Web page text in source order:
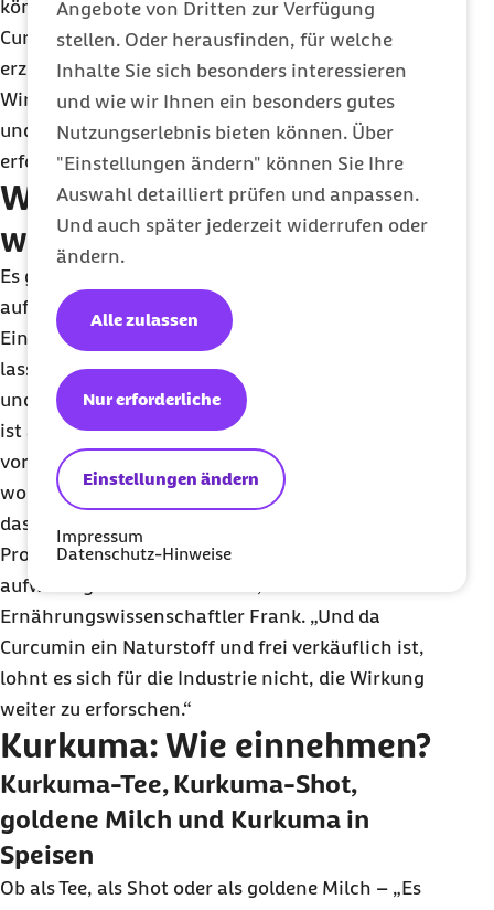
Angebote von Dritten zur Verfügung
stellen. Oder herausfinden, für welche
Inhalte Sie sich besonders interessieren
und wie wir Ihnen ein besonders gutes
Nutzungserlebnis bieten können. Über
"Einstellungen ändern" können Sie Ihre
Auswahl detailliert prüfen und anpassen.
Und auch später jederzeit widerrufen oder
ändern.
Einstellungen ändern
Nur erforderliche
Alle zulassen
Impressum
Datenschutz-Hinweise
können. Eine Tierstudie zeigte etwa, dass ein
Curcumin-Präparat ähnlich positive Effekte
erzielte wie ein Potenzmittel. Wie stark die
Wirkung ist und ob Kurkuma auch Fruchtbarkeit
und Lust steigern kann, muss aber noch genauer
erforscht werden.
Wie gesund ist Kurkuma
wirklich?
Es gibt viele Erkrankungen, bei denen es Hinweise
auf eine günstige Wirkung von Kurkuma gibt.
Einige der Effekte, insbesondere die von Curcumin,
lassen sich zwar auf Stoffwechselebene erklären
und sind naheliegend – ihre tatsächliche Wirkung
ist allerdings häufig nicht am Menschen, sondern
vor allem im Labor oder in Tierstudien untersucht
worden. Das bedeutet jedoch nicht zwangsweise,
dass eine Wirkung beim Menschen fehlt. „Das
Problem ist, dass Studien an Menschen viel
aufwendiger und teurer sind“, erklärt
Ernährungswissenschaftler Frank. „Und da
Curcumin ein Naturstoff und frei verkäuflich ist,
lohnt es sich für die Industrie nicht, die Wirkung
weiter zu erforschen.“
Kurkuma: Wie einnehmen?
Kurkuma-Tee, Kurkuma-Shot,
goldene Milch und Kurkuma in
Speisen
Ob als Tee, als Shot oder als goldene Milch – „Es